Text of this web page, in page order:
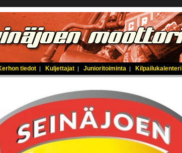
tiedot | Kuljettajat | Junioritoiminta | Kilpailukalenteri